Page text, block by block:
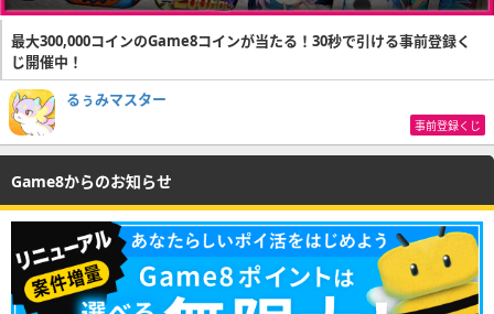
最大300,000コインのGame8コインが当たる！30秒で引ける事前登録く
じ開催中！
るぅみマスター
事前登録くじ
Game8からのお知らせ